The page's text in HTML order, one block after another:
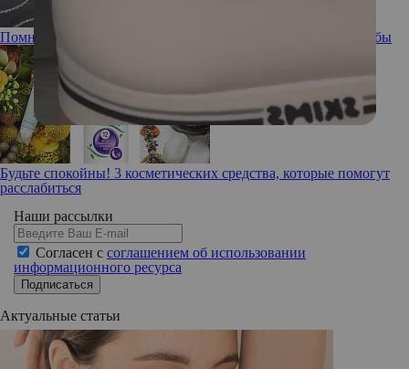
Помнишь ли ты: забывчивость, ее причины и способы борьбы
Будьте спокойны! 3 косметических средства, которые помогут
расслабиться
Наши рассылки
Согласен с соглашением об использовании
информационного ресурса
Подписаться
Актуальные статьи